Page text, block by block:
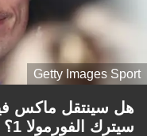
Getty Images Sport
هل سينتقل ماكس
سيترك الفورمولا 1؟